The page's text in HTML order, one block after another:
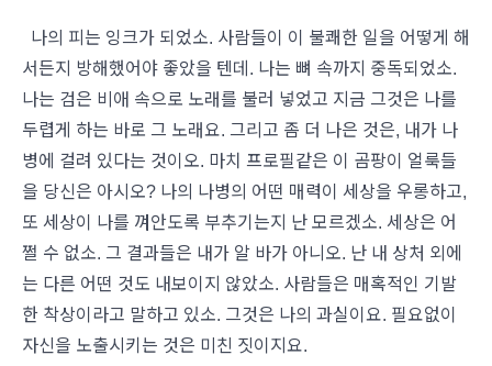
나의 피는 잉크가 되었소. 사람들이 이 불쾌한 일을 어떻게 해
서든지 방해했어야 좋았을 텐데. 나는 뼈 속까지 중독되었소.
나는 검은 비애 속으로 노래를 불러 넣었고 지금 그것은 나를
두렵게 하는 바로 그 노래요. 그리고 좀 더 나은 것은, 내가 나
병에 걸려 있다는 것이오. 마치 프로필같은 이 곰팡이 얼룩들
을 당신은 아시오? 나의 나병의 어떤 매력이 세상을 우롱하고,
또 세상이 나를 껴안도록 부추기는지 난 모르겠소. 세상은 어
쩔 수 없소. 그 결과들은 내가 알 바가 아니오. 난 내 상처 외에
는 다른 어떤 것도 내보이지 않았소. 사람들은 매혹적인 기발
한 착상이라고 말하고 있소. 그것은 나의 과실이요. 필요없이
자신을 노출시키는 것은 미친 짓이지요.